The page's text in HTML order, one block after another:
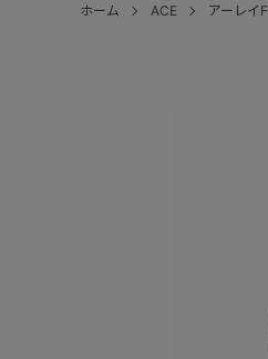
ホーム ACE アーレイF